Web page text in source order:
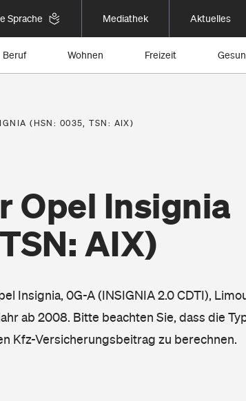
Sprache Mediathek Aktuelles
Beruf Wohnen Freizeit
(HSN: 0035, TSN: AIX)
Opel Insignia
AIX)
Insignia, 0G-A (INSIGNIA 2.0 CDTI),
ab 2008. Bitte beachten Sie, dass die
Kfz-Versicherungsbeitrag zu berechnen.